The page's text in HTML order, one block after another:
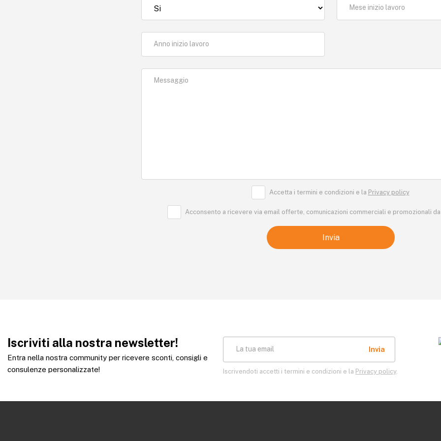
Mese inizio lavoro
Anno inizio lavoro
Messaggio
Accetta i termini e condizioni e la Privacy policy
Acconsento a ricevere via email offerte, comunicazioni commerciali e promozionali da
Iscriviti alla nostra newsletter!
Entra nella nostra community per ricevere sconti, consigli e
consulenze personalizzate!
La tua email
Iscrivendoti accetti i termini e condizioni e la Privacy policy.